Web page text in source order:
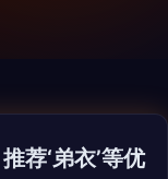
荐‘弟衣’等优